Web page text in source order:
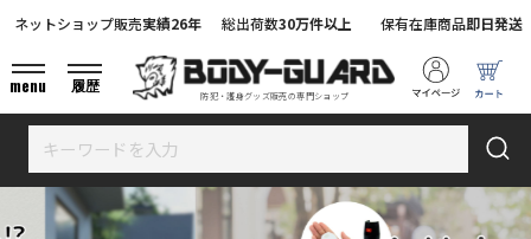
防犯・護身グッズ販売の専門ショップ
ネットショップ販売実績26年 総出荷数30万件以上 保有在庫商品即日発送
menu 履歴